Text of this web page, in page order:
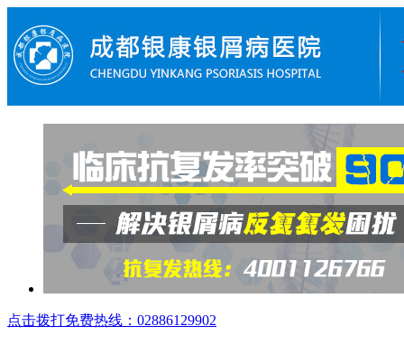
点击拨打免费热线：02886129902